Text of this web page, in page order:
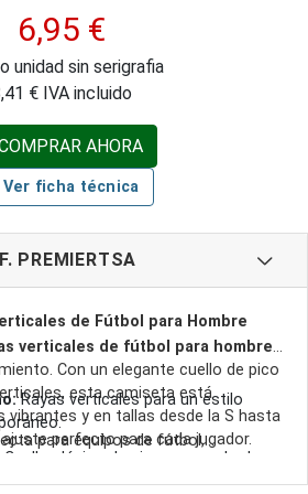
6,95 €
unidad sin serigrafia
€ IVA incluido
AHORA
Ver ficha técnica
PREMIERTSA
de Fútbol para Hombre
verticales de fútbol para hombre
Con un elegante cuello de pico
esta camiseta está
vibrantes y en tallas desde la S hasta
perfecto para cada jugador.
Rayas verticales para un estilo
Cuello clásico de pico para un look
para equipos de fútbol,
deportivos. Ofrece un diseño
para que los jugadores se